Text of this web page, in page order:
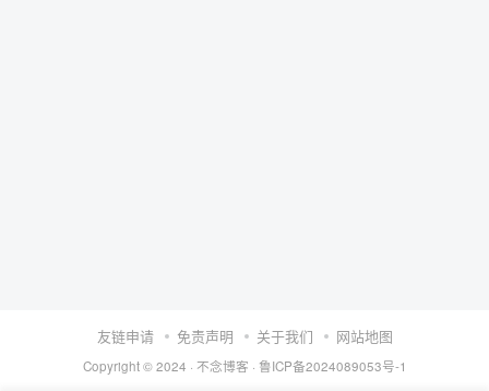
友链申请 免责声明 关于我们 网站地图
Copyright © 2024 · 不念博客 · 鲁ICP备2024089053号-1